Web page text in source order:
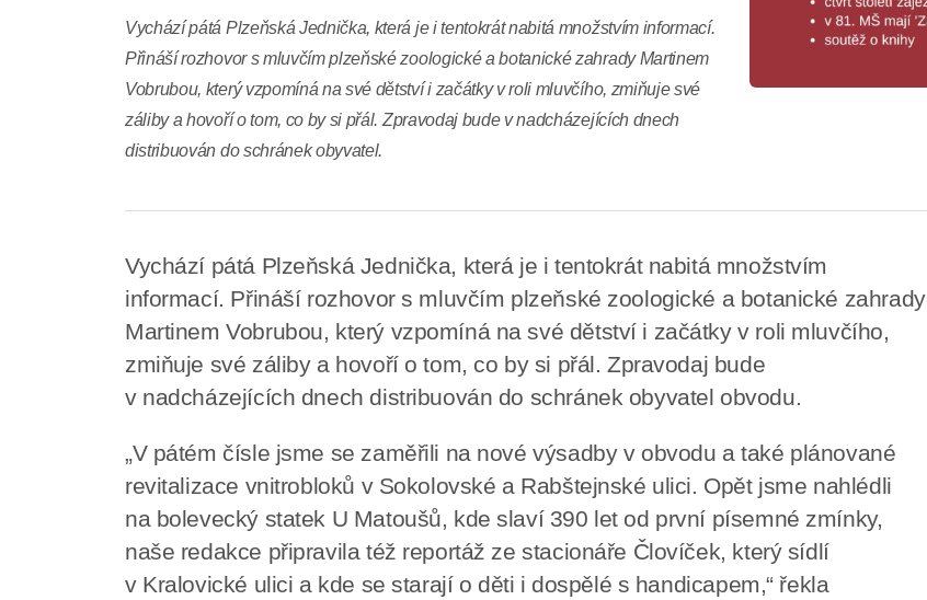
Vychází pátá Plzeňská Jednička, která je i tentokrát nabitá množstvím informací.
Přináší rozhovor s mluvčím plzeňské zoologické a botanické zahrady Martinem
Vobrubou, který vzpomíná na své dětství i začátky v roli mluvčího, zmiňuje své
záliby a hovoří o tom, co by si přál. Zpravodaj bude v nadcházejících dnech
distribuován do schránek obyvatel.
Vychází pátá Plzeňská Jednička, která je i tentokrát nabitá množstvím
informací. Přináší rozhovor s mluvčím plzeňské zoologické a botanické zahrady
Martinem Vobrubou, který vzpomíná na své dětství i začátky v roli mluvčího,
zmiňuje své záliby a hovoří o tom, co by si přál. Zpravodaj bude
v nadcházejících dnech distribuován do schránek obyvatel obvodu.
„V pátém čísle jsme se zaměřili na nové výsadby v obvodu a také plánované
revitalizace vnitrobloků v Sokolovské a Rabštejnské ulici. Opět jsme nahlédli
na bolevecký statek U Matoušů, kde slaví 390 let od první písemné zmínky,
naše redakce připravila též reportáž ze stacionáře Človíček, který sídlí
v Kralovické ulici a kde se starají o děti i dospělé s handicapem,“ řekla